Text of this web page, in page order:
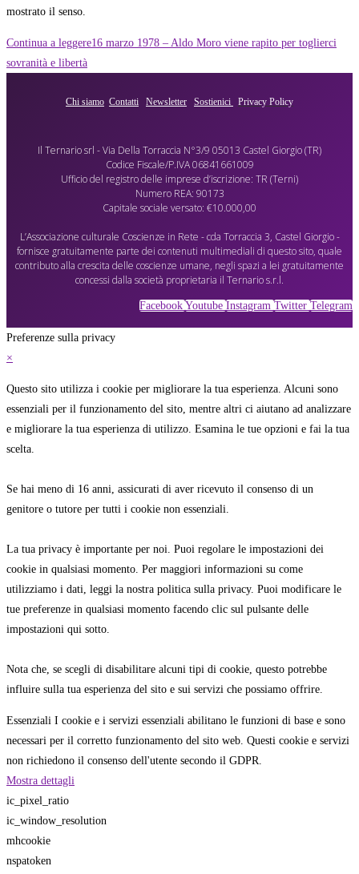
mostrato il senso.
Continua a leggere16 marzo 1978 – Aldo Moro viene rapito per toglierci
sovranità e libertà
Chi siamo Contatti Newsletter Sostienici Privacy Policy
Il Ternario srl - Via Della Torraccia N°3/9 05013 Castel Giorgio (TR)
Codice Fiscale/P.IVA 06841661009
Ufficio del registro delle imprese d’iscrizione: TR (Terni)
Numero REA: 90173
Capitale sociale versato: €10.000,00
L’Associazione culturale Coscienze in Rete - cda Torraccia 3, Castel Giorgio -
fornisce gratuitamente parte dei contenuti multimediali di questo sito, quale
contributo alla crescita delle coscienze umane, negli spazi a lei gratuitamente
concessi dalla società proprietaria il Ternario s.r.l.
Facebook Youtube Instagram Twitter Telegram
Preferenze sulla privacy
×
Questo sito utilizza i cookie per migliorare la tua esperienza. Alcuni sono
essenziali per il funzionamento del sito, mentre altri ci aiutano ad analizzare
e migliorare la tua esperienza di utilizzo. Esamina le tue opzioni e fai la tua
scelta.
Se hai meno di 16 anni, assicurati di aver ricevuto il consenso di un
genitore o tutore per tutti i cookie non essenziali.
La tua privacy è importante per noi. Puoi regolare le impostazioni dei
cookie in qualsiasi momento. Per maggiori informazioni su come
utilizziamo i dati, leggi la nostra politica sulla privacy. Puoi modificare le
tue preferenze in qualsiasi momento facendo clic sul pulsante delle
impostazioni qui sotto.
Nota che, se scegli di disabilitare alcuni tipi di cookie, questo potrebbe
influire sulla tua esperienza del sito e sui servizi che possiamo offrire.
Essenziali I cookie e i servizi essenziali abilitano le funzioni di base e sono
necessari per il corretto funzionamento del sito web. Questi cookie e servizi
non richiedono il consenso dell'utente secondo il GDPR.
Mostra dettagli
ic_pixel_ratio
ic_window_resolution
mhcookie
nspatoken